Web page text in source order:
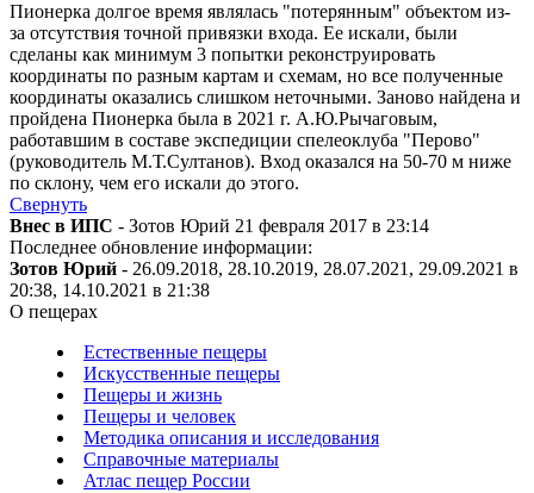
Пионерка долгое время являлась "потерянным" объектом из-
за отсутствия точной привязки входа. Ее искали, были
сделаны как минимум 3 попытки реконструировать
координаты по разным картам и схемам, но все полученные
координаты оказались слишком неточными. Заново найдена и
пройдена Пионерка была в 2021 г. А.Ю.Рычаговым,
работавшим в составе экспедиции спелеоклуба "Перово"
(руководитель М.Т.Султанов). Вход оказался на 50-70 м ниже
по склону, чем его искали до этого.
Свернуть
Внес в ИПС - Зотов Юрий 21 февраля 2017 в 23:14
Последнее обновление информации:
Зотов Юрий - 26.09.2018, 28.10.2019, 28.07.2021, 29.09.2021 в
20:38, 14.10.2021 в 21:38
О пещерах
Естественные пещеры
Искусственные пещеры
Пещеры и жизнь
Пещеры и человек
Методика описания и исследования
Справочные материалы
Атлас пещер России